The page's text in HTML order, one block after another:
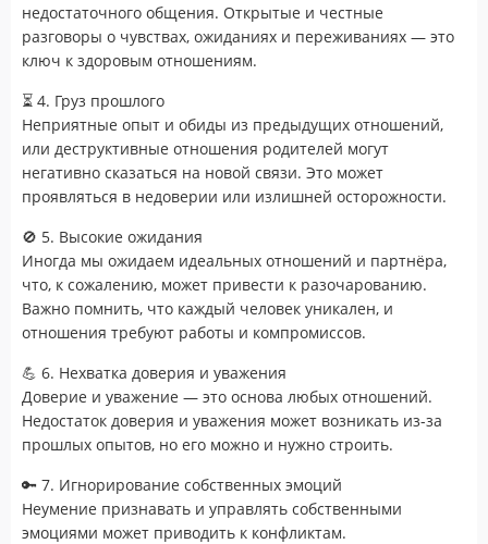
недостаточного общения. Открытые и честные
разговоры о чувствах, ожиданиях и переживаниях — это
ключ к здоровым отношениям.
⏳ 4. Груз прошлого
Неприятные опыт и обиды из предыдущих отношений,
или деструктивные отношения родителей могут
негативно сказаться на новой связи. Это может
проявляться в недоверии или излишней осторожности.
🚫 5. Высокие ожидания
Иногда мы ожидаем идеальных отношений и партнёра,
что, к сожалению, может привести к разочарованию.
Важно помнить, что каждый человек уникален, и
отношения требуют работы и компромиссов.
💪 6. Нехватка доверия и уважения
Доверие и уважение — это основа любых отношений.
Недостаток доверия и уважения может возникать из-за
прошлых опытов, но его можно и нужно строить.
🔑 7. Игнорирование собственных эмоций
Неумение признавать и управлять собственными
эмоциями может приводить к конфликтам.